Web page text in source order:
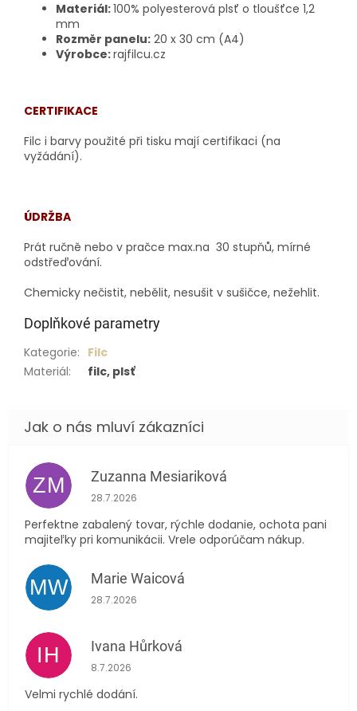
Materiál:100% polyesterová plsť o tloušťce 1,2
mm
Rozměr panelu: 20 x 30 cm (A4)
Výrobce:rajfilcu.cz
CERTIFIKACE
Filc i barvy použité při tisku mají certifikaci (na
vyžádání).
ÚDRŽBA
Prát ručně nebo v pračce max.na 30 stupňů, mírné
odstřeďování.
Chemicky nečistit, nebělit, nesušit v sušičce, nežehlit.
Doplňkové parametry
Kategorie: Filc
Materiál: filc, plsť
ZM Zuzanna Mesiariková
Hodnocení obchodu je 5 z 5 hvězdiček.
28.7.2026
Perfektne zabalený tovar, rýchle dodanie, ochota pani
majiteľky pri komunikácii. Vrele odporúčam nákup.
MW Marie Waicová
Hodnocení obchodu je 5 z 5 hvězdiček.
28.7.2026
IH Ivana Hůrková
Hodnocení obchodu je 5 z 5 hvězdiček.
8.7.2026
Velmi rychlé dodání.